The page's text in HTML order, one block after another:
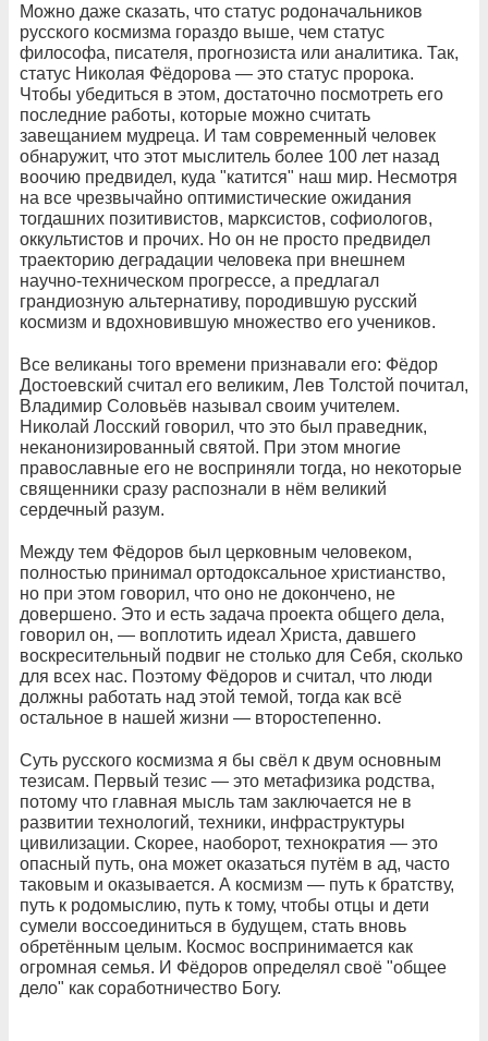
Можно даже сказать, что статус родоначальников
русского космизма гораздо выше, чем статус
философа, писателя, прогнозиста или аналитика. Так,
статус Николая Фёдорова — это статус пророка.
Чтобы убедиться в этом, достаточно посмотреть его
последние работы, которые можно считать
завещанием мудреца. И там современный человек
обнаружит, что этот мыслитель более 100 лет назад
воочию предвидел, куда "катится" наш мир. Несмотря
на все чрезвычайно оптимистические ожидания
тогдашних позитивистов, марксистов, софиологов,
оккультистов и прочих. Но он не просто предвидел
траекторию деградации человека при внешнем
научно-техническом прогрессе, а предлагал
грандиозную альтернативу, породившую русский
космизм и вдохновившую множество его учеников.
Все великаны того времени признавали его: Фёдор
Достоевский считал его великим, Лев Толстой почитал,
Владимир Соловьёв называл своим учителем.
Николай Лосский говорил, что это был праведник,
неканонизированный святой. При этом многие
православные его не восприняли тогда, но некоторые
священники сразу распознали в нём великий
сердечный разум.
Между тем Фёдоров был церковным человеком,
полностью принимал ортодоксальное христианство,
но при этом говорил, что оно не докончено, не
довершено. Это и есть задача проекта общего дела,
говорил он, — воплотить идеал Христа, давшего
воскресительный подвиг не столько для Себя, сколько
для всех нас. Поэтому Фёдоров и считал, что люди
должны работать над этой темой, тогда как всё
остальное в нашей жизни — второстепенно.
Суть русского космизма я бы свёл к двум основным
тезисам. Первый тезис — это метафизика родства,
потому что главная мысль там заключается не в
развитии технологий, техники, инфраструктуры
цивилизации. Скорее, наоборот, технократия — это
опасный путь, она может оказаться путём в ад, часто
таковым и оказывается. А космизм — путь к братству,
путь к родомыслию, путь к тому, чтобы отцы и дети
сумели воссоединиться в будущем, стать вновь
обретённым целым. Космос воспринимается как
огромная семья. И Фёдоров определял своё "общее
дело" как соработничество Богу.